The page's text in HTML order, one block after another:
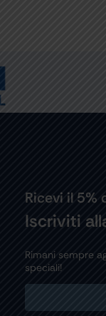
Ricevi il 5%
Iscriviti
Rimani sempre
speciali!